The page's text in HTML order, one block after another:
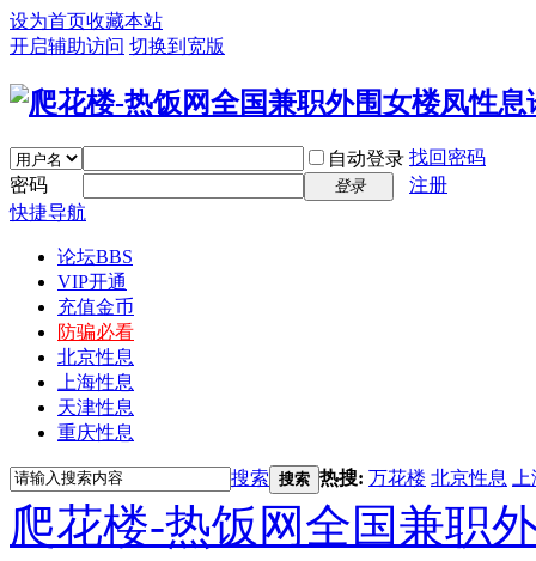
设为首页收藏本站
开启辅助访问 切换到宽版
自动登录 找回密码
密码
登录
注册
快捷导航
论坛BBS
VIP开通
充值金币
防骗必看
北京性息
上海性息
天津性息
重庆性息
搜索 搜索 热搜: 万花楼 北京性息
爬花楼-热饭网全国兼职